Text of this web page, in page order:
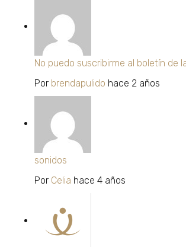
No puedo suscribirme al boletín de
Por brendapulido hace 2 años
sonidos
Por Celia hace 4 años